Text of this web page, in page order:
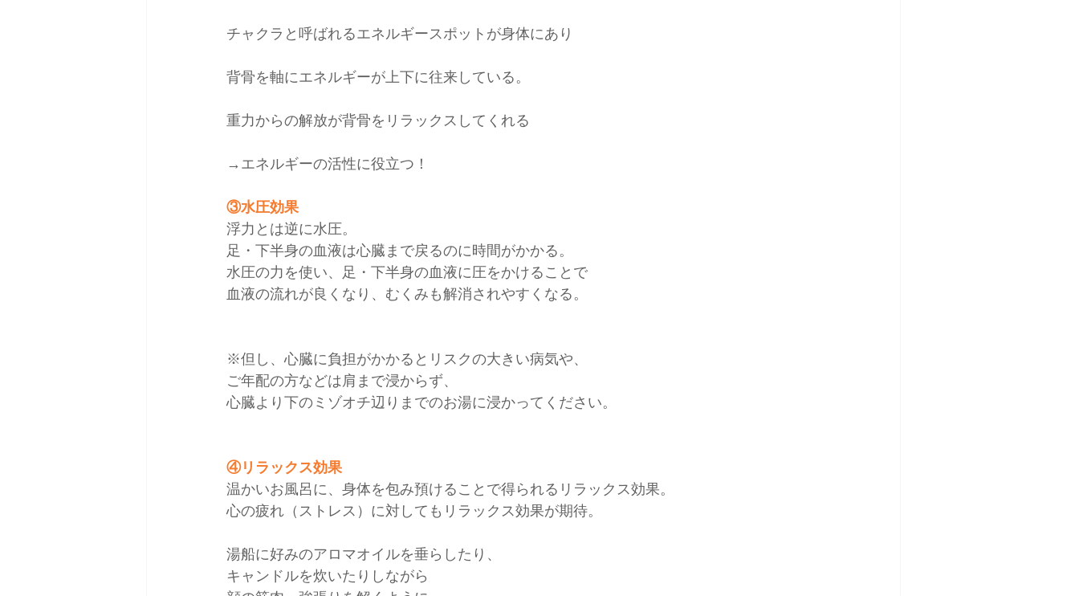
チャクラと呼ばれるエネルギースポットが身体にあり
背骨を軸にエネルギーが上下に往来している。
重力からの解放が背骨をリラックスしてくれる
→エネルギーの活性に役立つ！
③水圧効果
浮力とは逆に水圧。
足・下半身の血液は心臓まで戻るのに時間がかかる。
水圧の力を使い、足・下半身の血液に圧をかけることで
血液の流れが良くなり、むくみも解消されやすくなる。
※但し、心臓に負担がかかるとリスクの大きい病気や、
ご年配の方などは肩まで浸からず、
心臓より下のミゾオチ辺りまでのお湯に浸かってください。
④リラックス効果
温かいお風呂に、身体を包み預けることで得られるリラックス効果。
心の疲れ（ストレス）に対してもリラックス効果が期待。
湯船に好みのアロマオイルを垂らしたり、
キャンドルを炊いたりしながら